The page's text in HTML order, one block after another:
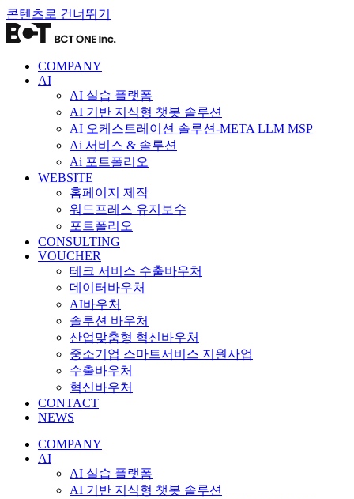
콘텐츠로 건너뛰기
COMPANY
AI
AI 실습 플랫폼
AI 기반 지식형 챗봇 솔루션
AI 오케스트레이션 솔루션-META LLM MSP
Ai 서비스 & 솔루션
Ai 포트폴리오
WEBSITE
홈페이지 제작
워드프레스 유지보수
포트폴리오
CONSULTING
VOUCHER
테크 서비스 수출바우처
데이터바우처
AI바우처
솔루션 바우처
산업맞춤형 혁신바우처
중소기업 스마트서비스 지원사업
수출바우처
혁신바우처
CONTACT
NEWS
COMPANY
AI
AI 실습 플랫폼
AI 기반 지식형 챗봇 솔루션